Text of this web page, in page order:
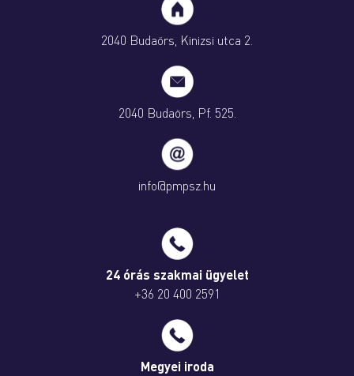
2040 Budaörs, Kinizsi utca 2.
2040 Budaörs, Pf. 525.
info@pmpsz.hu
24 órás szakmai ügyelet
+36 20 400 2591
Megyei iroda